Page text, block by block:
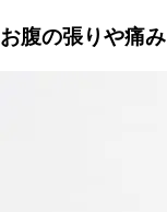
お腹の張りや痛み